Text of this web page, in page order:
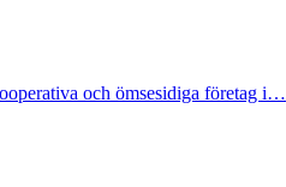
och ömsesidiga företag i…